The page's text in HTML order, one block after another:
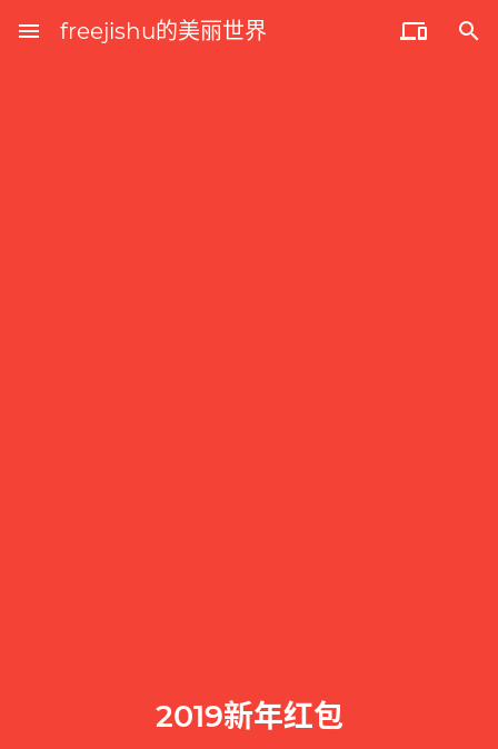
menu freejishu的美丽世界  
2019新年红包